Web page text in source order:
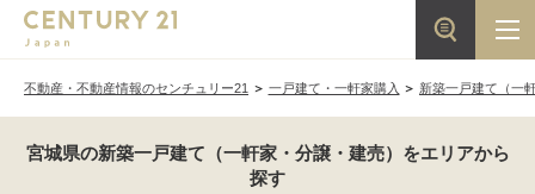
不動産・不動産情報のセンチュリー21 一戸建て・一軒家購入 新築一戸建て（一
宮城県の新築一戸建て（一軒家・分譲・建売）をエリアから
探す